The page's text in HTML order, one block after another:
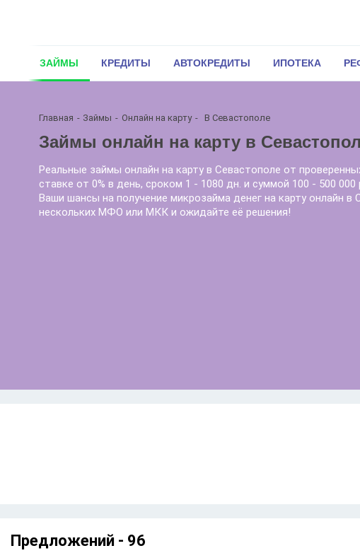
ЗАЙМЫ КРЕДИТЫ АВТОКРЕДИТЫ ИПОТЕКА
Главная Займы Онлайн на карту В Севастополе
Займы онлайн на карту в
Реальные займы онлайн на карту в Севастополе от
ставке от 0% в день, сроком 1 - 1080 дн. и суммой 100 - 500
Ваши шансы на получение микрозайма денег на карту онлайн
нескольких МФО или МКК и ожидайте её решения!
Предложений - 96